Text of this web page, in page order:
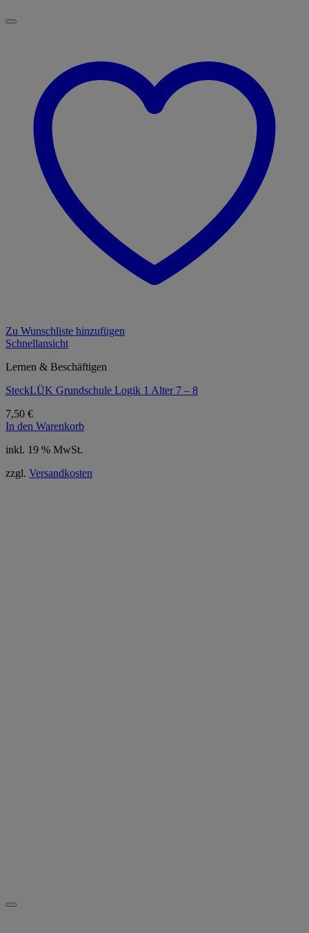
Zu Wunschliste hinzufügen
Schnellansicht
Lernen & Beschäftigen
SteckLÜK Grundschule Logik 1 Alter 7 – 8
7,50 €
In den Warenkorb
inkl. 19 % MwSt.
zzgl. Versandkosten